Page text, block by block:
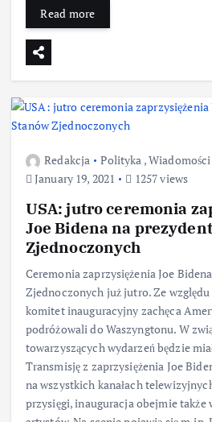
Read more
Redakcja Polityka ,
January 19, 2021
1257 views
USA: jutro ceremonia
Joe Bidena na
Zjednoczonych
Ceremonia zaprzysiężenia Joe
Zjednoczonych już jutro. Ze względu
komitet inauguracyjny zachęca
podróżowali do Waszyngtonu. W
towarzyszących wydarzeń będzie
Transmisję z zaprzysiężenia Joe
na wszystkich kanałach
przysięgi, inauguracja obejmie także